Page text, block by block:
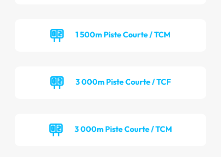
1 500m Piste Courte / TCM
3 000m Piste Courte / TCF
3 000m Piste Courte / TCM